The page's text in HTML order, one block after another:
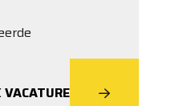
VACATURE